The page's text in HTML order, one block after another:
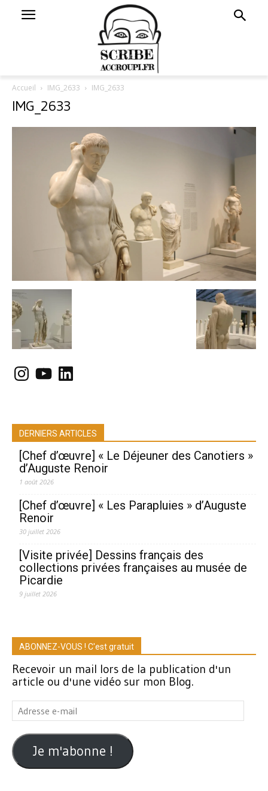
Accueil IMG_2633 IMG_2633
IMG_2633
Instagram
YouTubeLinkedIn
DERNIERS ARTICLES
[Chef d’œuvre] « Le Déjeuner des Canotiers »
d’Auguste Renoir
1 août 2026
[Chef d’œuvre] « Les Parapluies » d’Auguste
Renoir
30 juillet 2026
[Visite privée] Dessins français des
collections privées françaises au musée de
Picardie
9 juillet 2026
ABONNEZ-VOUS ! C'est gratuit
Recevoir un mail lors de la publication d'un
article ou d'une vidéo sur mon Blog.
Adresse
e-
mail
Je m'abonne !